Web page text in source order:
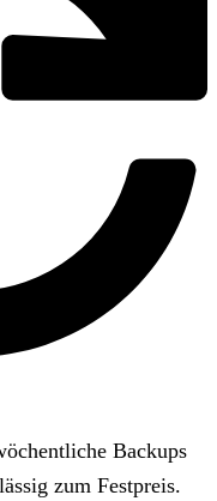
Backups
zum Festpreis.